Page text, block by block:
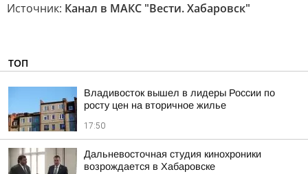
Источник: Канал в МАКС "Вести. Хабаровск"
ТОП
Владивосток вышел в лидеры России по
росту цен на вторичное жилье
17:50
Дальневосточная студия кинохроники
возрождается в Хабаровске